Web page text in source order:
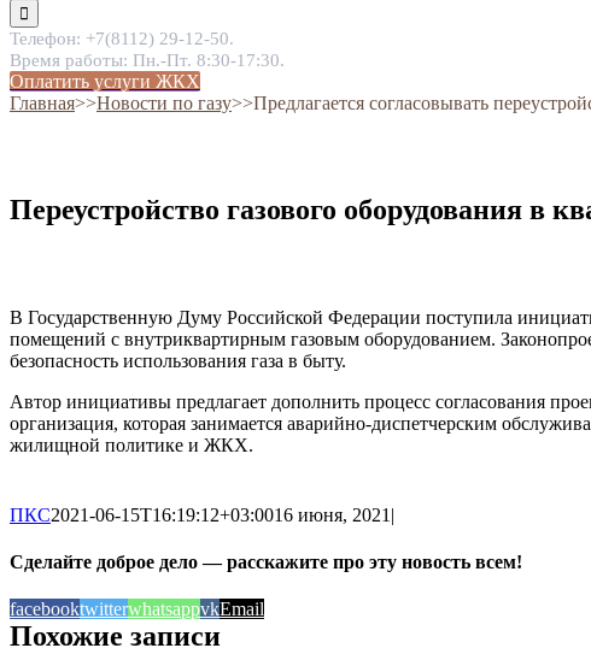
Телефон: +7(8112) 29-12-50.
Время работы: Пн.-Пт. 8:30-17:30.
Оплатить услуги ЖКХ
Главная˃˃Новости по газу˃˃Предлагается согласовывать
Переустройство газового оборудования в
В Государственную Думу Российской Федерации поступила
помещений с внутриквартирным газовым оборудованием.
безопасность использования газа в быту.
Автор инициативы предлагает дополнить процесс согласования
организация, которая занимается аварийно-диспетчерским
жилищной политике и ЖКХ.
ПКС2021-06-15T16:19:12+03:0016 июня, 2021 |
Сделайте доброе дело — расскажите про эту новость всем!
facebooktwitterwhatsappvkEmail
Похожие записи